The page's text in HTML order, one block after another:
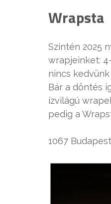
Wrapsta
Szintén 2025
wrapjeinket:
nincs
Bár a döntés
ízvilágú
pedig a
1067